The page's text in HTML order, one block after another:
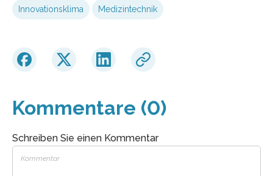
Innovationsklima Medizintechnik
Kommentare (0)
Schreiben Sie einen Kommentar